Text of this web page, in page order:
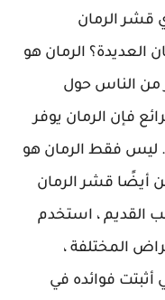
الرمان
العديدة؟ الرمان هو
من الناس حول
فإن الرمان يوفر
ليس فقط الرمان هو
أيضًا قشر الرمان
القديم ، استخدم
المختلفة ،
أثبتت فوائده في